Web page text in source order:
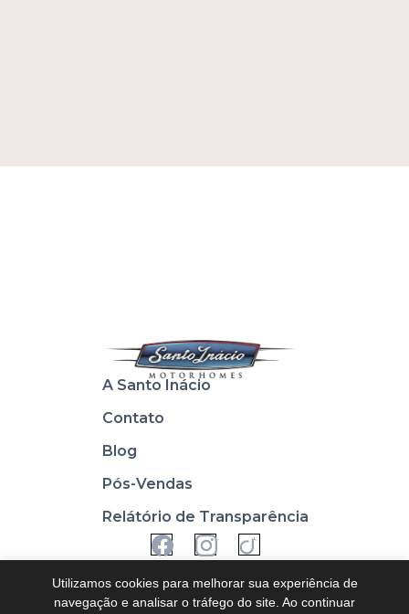
Utilizamos cookies para melhorar sua experiência de
navegação e analisar o tráfego do site. Ao continuar
A Santo Inácio
Contato
Blog
Pós-Vendas
Relátório de Transparência